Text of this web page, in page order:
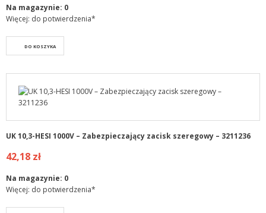
Na magazynie: 0
Więcej: do potwierdzenia*
DO KOSZYKA
UK 10,3-HESI 1000V – Zabezpieczający zacisk szeregowy – 3211236
42,18 zł
Na magazynie: 0
Więcej: do potwierdzenia*